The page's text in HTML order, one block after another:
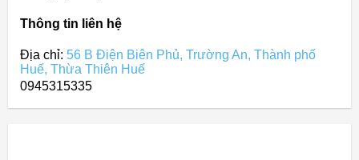
Thông tin liên hệ
Địa chỉ: 56 B Điện Biên Phủ, Trường An, Thành phố
Huế, Thừa Thiên Huế
0945315335